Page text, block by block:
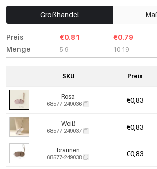
Großhandel
Preis
Menge
€0.81
5-9
€0.79
10-19
SKU Preis
Rosa
68577-249036 €0,83
Weiß
68577-249037 €0,83
bräunen
68577-249038 €0,83